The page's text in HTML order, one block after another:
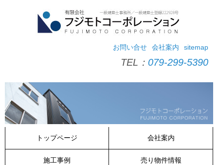
sitemap
会社案内
お問い合せ
TEL： 079-299-5390
トップページ 会社案内
施工事例 売り物件情報